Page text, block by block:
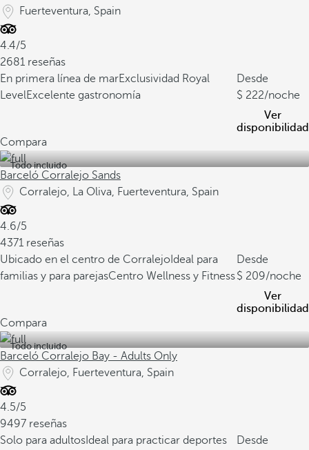
Fuerteventura, Spain
4.4/5
2681 reseñas
En primera línea de marExclusividad Royal
LevelExcelente gastronomía
Desde
222/noche
Ver
disponibilidad
Compara
Todo incluido
Barceló Corralejo Sands
Corralejo, La Oliva, Fuerteventura, Spain
4.6/5
4371 reseñas
Ubicado en el centro de Corralejo Ideal para
familias y para parejasCentro Wellness y Fitness
Desde
209/noche
Ver
disponibilidad
Compara
Todo incluido
Barceló Corralejo Bay - Adults Only
Corralejo, Fuerteventura, Spain
4.5/5
9497 reseñas
Solo para adultos Ideal para practicar deportes
Desde